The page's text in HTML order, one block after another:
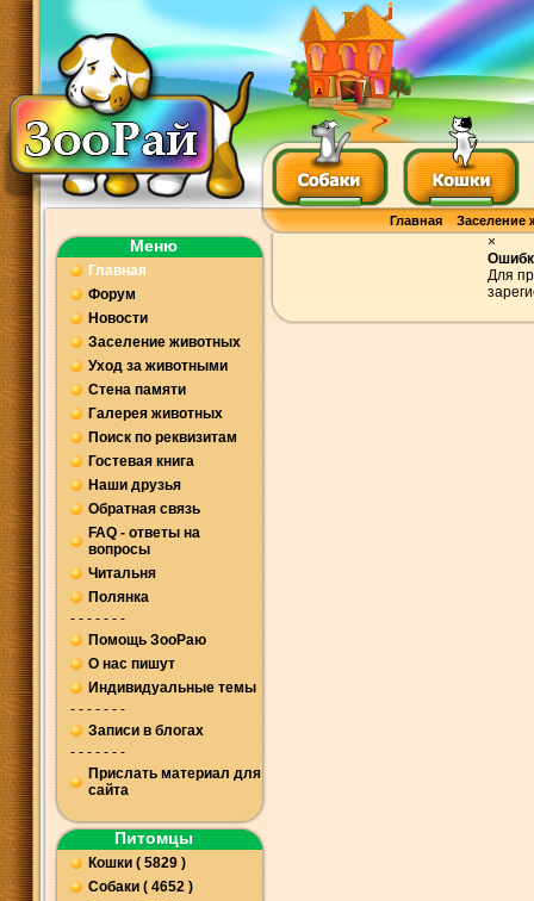
Главная Заселение
Меню
Главная
Форум
Новости
Заселение животных
Уход за животными
Стена памяти
Галерея животных
Поиск по реквизитам
Гостевая книга
Наши друзья
Обратная связь
FAQ - ответы на
вопросы
Читальня
Полянка
- - - - - - -
Помощь ЗооРаю
О нас пишут
Индивидуальные темы
- - - - - - -
Записи в блогах
- - - - - - -
Прислать материал для
сайта
Питомцы
Кошки ( 5829 )
Собаки ( 4652 )
×
Для